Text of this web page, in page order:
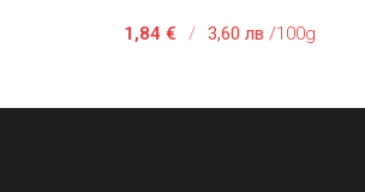
1,84 € / 3,60 лв /100g